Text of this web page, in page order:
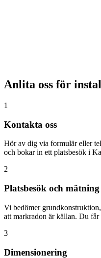
Anlita oss för
1
Kontakta oss
Hör av dig via formulär eller
och bokar in ett platsbesök i
2
Platsbesök och mätning
Vi bedömer
att markradon är källan. Du får
3
Dimensionering